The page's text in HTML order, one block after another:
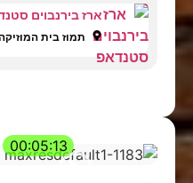
ארז בירנבוים
תמוז בית
00:05:13